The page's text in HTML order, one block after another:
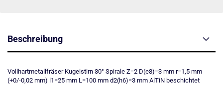
Beschreibung
Vollhartmetallfräser Kugelstirn 30° Spirale Z=2 D(e8)=3 mm r=1,5 mm
(+0/-0,02 mm) l1=25 mm L=100 mm d2(h6)=3 mm AlTiN beschichtet